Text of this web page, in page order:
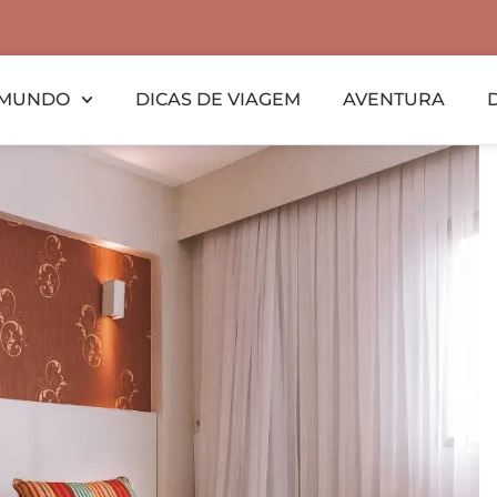
DICAS DE VIAGEM AVENTURA